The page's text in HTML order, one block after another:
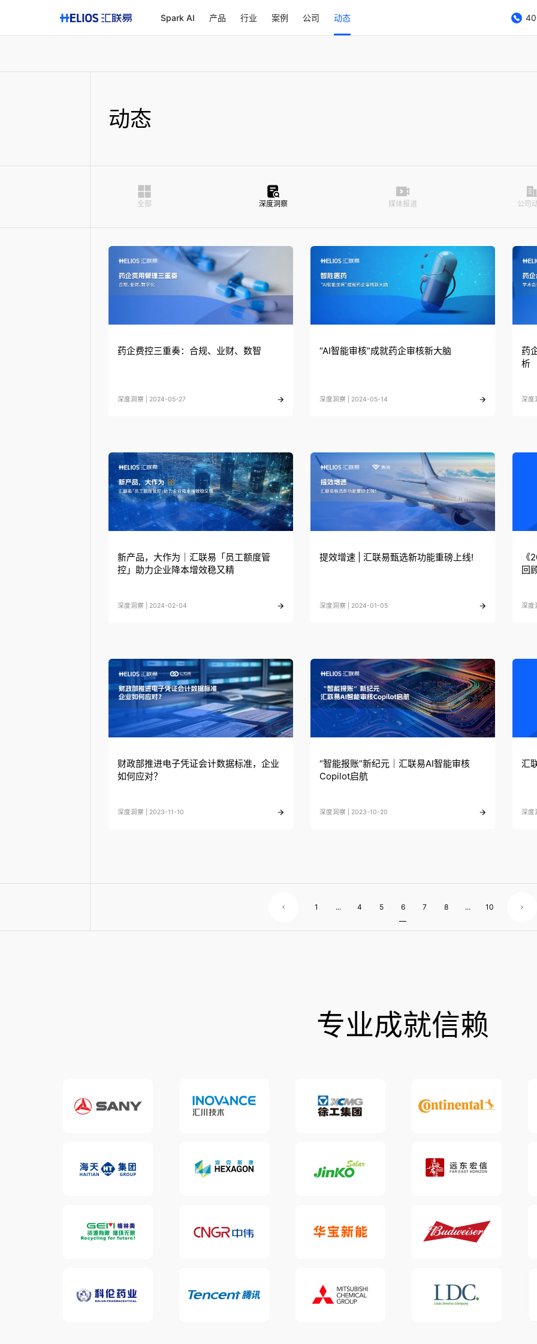
Spark AI 产品 行业 案例 公司 动态
动态
全部 深度洞察 媒体报道 公司
药企费控三重奏：合规、业财、数智
深度洞察 | 2024-05-27
“AI智能审核”成就药企审核新大脑
深度洞察 | 2024-05-14
药
析
深度
新产品，大作为｜汇联易「员工额度管
控」助力企业降本增效稳又精
深度洞察 | 2024-02-04
提效增速 | 汇联易甄选新功能重磅上线!
深度洞察 | 2024-01-05
《
回
深度
财政部推进电子凭证会计数据标准，企业
如何应对？
深度洞察 | 2023-11-10
“智能报账”新纪元｜汇联易AI智能审核
Copilot启航
深度洞察 | 2023-10-20
汇
深度
1 ... 4 5 6 7 8 ... 10
专业成就信赖